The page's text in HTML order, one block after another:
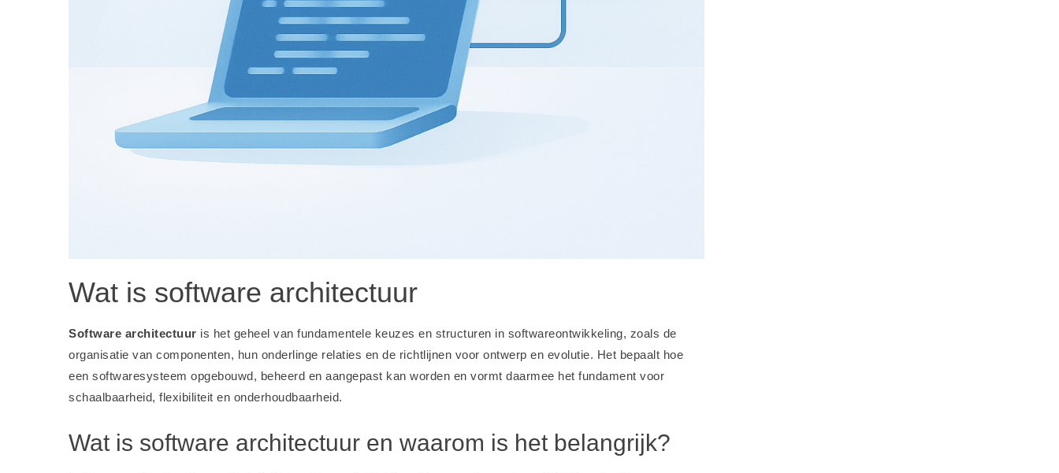
Wat is software architectuur
Software architectuur is het geheel van fundamentele keuzes en structuren in softwareontwikkeling, zoals de
organisatie van componenten, hun onderlinge relaties en de richtlijnen voor ontwerp en evolutie. Het bepaalt hoe
een softwaresysteem opgebouwd, beheerd en aangepast kan worden en vormt daarmee het fundament voor
schaalbaarheid, flexibiliteit en onderhoudbaarheid.
Wat is software architectuur en waarom is het belangrijk?